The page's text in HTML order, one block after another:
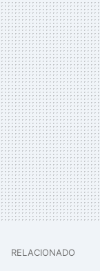
RELACIONADO